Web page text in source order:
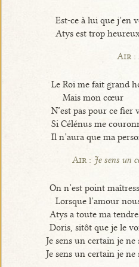
Est-ce à lui que j’en
Atys est trop
Air :
Le Roi me fait grand
Mais mon cœur
N’est pas pour ce fier
Si Célénus me
Il n’aura que ma
Air : Je sens un
On n’est point
Lorsque l’amour
Atys a toute ma
Doris, sitôt que je le
Je sens un certain je ne
Je sens un certain je ne